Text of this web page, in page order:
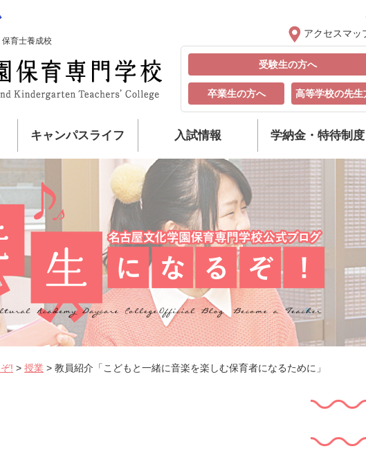
育士養成校
アクセスマッ
受験生の方へ
卒業生の方へ 高等学校の先生
キャンパスライフ 入試情報 学納金・特待制度
! > 授業 > 教員紹介「こどもと一緒に音楽を楽しむ保育者になるために」